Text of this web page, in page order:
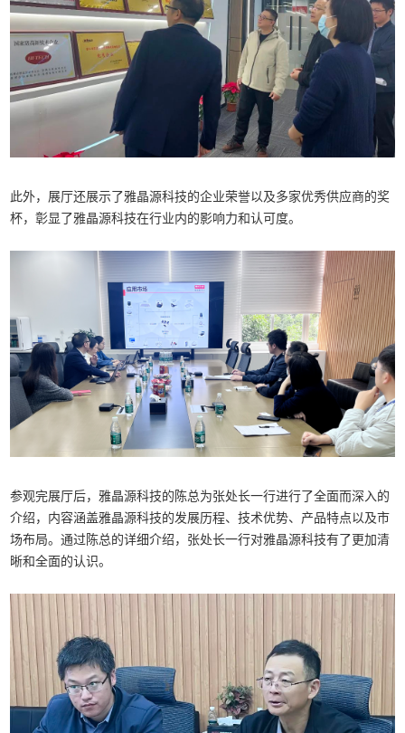
此外，展厅还展示了雅晶源科技的企业荣誉以及多家优秀供应商的奖
杯，彰显了雅晶源科技在行业内的影响力和认可度。
参观完展厅后，雅晶源科技的陈总为张处长一行进行了全面而深入的
介绍，内容涵盖雅晶源科技的发展历程、技术优势、产品特点以及市
场布局。通过陈总的详细介绍，张处长一行对雅晶源科技有了更加清
晰和全面的认识。